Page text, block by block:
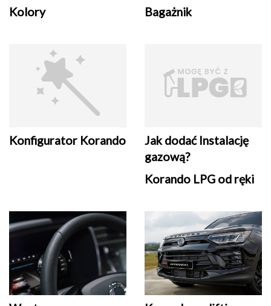
Kolory Bagażnik
Konfigurator Korando
Jak dodać Instalację
gazową?
Korando LPG od ręki